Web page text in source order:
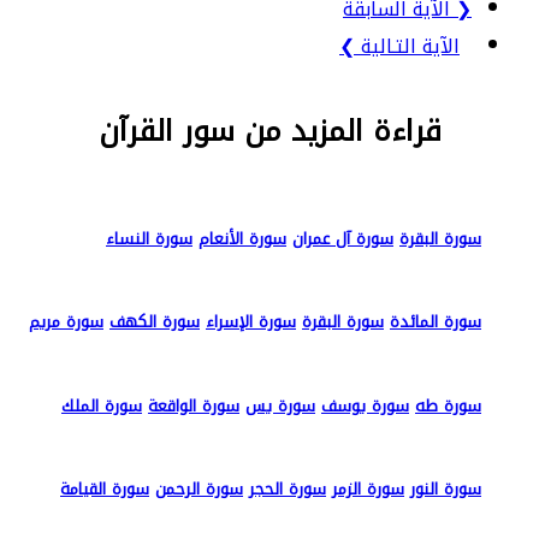
❮ الآية السابقة
الآية التـالية ❯
قراءة المزيد من سور القرآن
سورة البقرة سورة آل عمران سورة الأنعام سورة النساء
سورة المائدة سورة البقرة سورة الإسراء سورة الكهف سورة مريم
سورة طه سورة يوسف سورة يس سورة الواقعة سورة الملك
سورة النور سورة الزمر سورة الحجر سورة الرحمن سورة القيامة